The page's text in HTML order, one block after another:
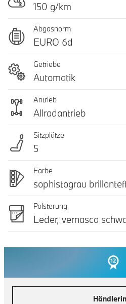
150 g/km
Abgasnorm
EURO 6d
Getriebe
Automatik
Antrieb
Allradantrieb
Sitzplätze
5
Farbe
sophistograu
Polsterung
Leder, vernasca